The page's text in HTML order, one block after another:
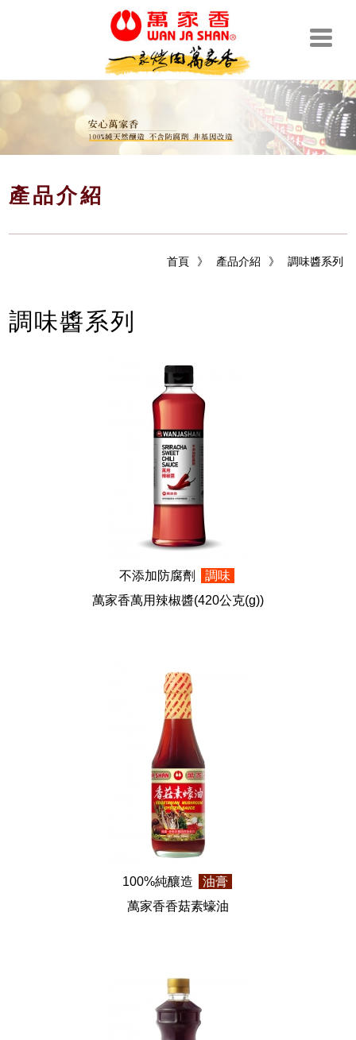
產品介紹
調味醬系列
》
產品介紹
》
首頁
調味醬系列
不添加防腐劑
調味
萬家香萬用辣椒醬(420公克(g))
100%純釀造
油膏
萬家香香菇素蠔油